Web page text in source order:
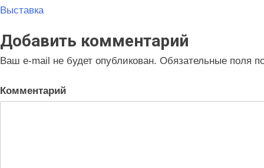
Навигация
по
записям
Выставка
Добавить комментарий
Ваш e-mail не будет опубликован. Обязательные поля
Комментарий